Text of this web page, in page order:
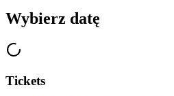
Wybierz datę
Tickets